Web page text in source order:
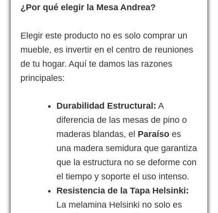
¿Por qué elegir la Mesa Andrea?
Elegir este producto no es solo comprar un
mueble, es invertir en el centro de reuniones
de tu hogar. Aquí te damos las razones
principales:
Durabilidad Estructural: A
diferencia de las mesas de pino o
maderas blandas, el Paraíso es
una madera semidura que garantiza
que la estructura no se deforme con
el tiempo y soporte el uso intenso.
Resistencia de la Tapa Helsinki:
La melamina Helsinki no solo es